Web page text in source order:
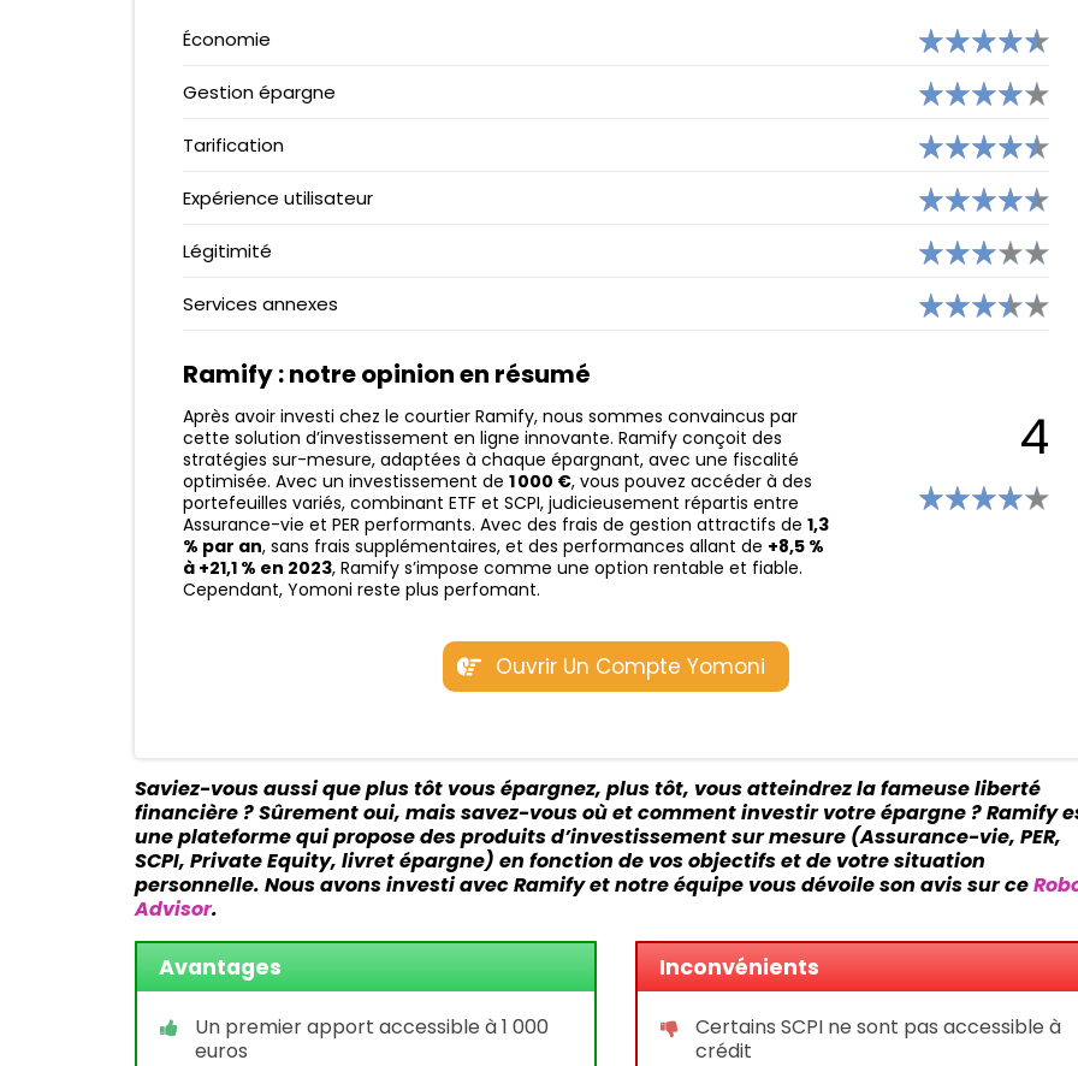
EPARGNISSIMO
MEILLEURTAUX
BELERMAIN
RAMIFY
WESAVE
MINTOS
PCS MASTERCARD
N26 VS REVOLUT
N26 VS MONESE
ORANGE BANK
Économie
Gestion épargne
Tarification
Expérience utilisateur
Légitimité
Services annexes
Ramify: notre opinion en résumé
Après avoir investi chez le courtier Ramify, nous sommes convaincus par
cette solution d’investissement en ligne innovante. Ramify conçoit des
stratégies sur-mesure, adaptées à chaque épargnant, avec une fiscalité
optimisée. Avec un investissement de 1 000 €, vous pouvez accéder à des
portefeuilles variés, combinant ETF et SCPI, judicieusement répartis entre
Assurance-vie et PER performants. Avec des frais de gestion attractifs de 1,3
% par an, sans frais supplémentaires, et des performances allant de +8,5 %
à +21,1 % en 2023, Ramify s’impose comme une option rentable et fiable.
Cependant, Yomoni reste plus perfomant.
4
Ouvrir Un Compte Yomoni
Saviez-vous aussi que plus tôt vous épargnez, plus tôt, vous atteindrez la fameuse liberté
financière ? Sûrement oui, mais savez-vous où et comment investir votre épargne ? Ramify
une plateforme qui propose des produits d’investissement sur mesure (Assurance-vie, PER,
SCPI, Private Equity, livret épargne) en fonction de vos objectifs et de votre situation
personnelle. Nous avons investi avec Ramify et notre équipe vous dévoile son avis sur ce
Advisor.
Avantages
Un premier apport accessible à 1 000
euros
Inconvénients
Certains SCPI ne sont pas accessible à
crédit